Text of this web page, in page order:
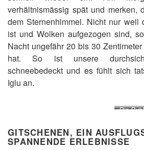
verhältnismässig spät und merken,
dem Sternenhimmel. Nicht nur weil
ist und Wolken aufgezogen sind,
Nacht ungefähr 20 bis 30
hat. So ist unsere
schneebedeckt und es fühlt sich
Iglu an.
Die
GITSCHENEN, EIN
SPANNENDE ERLEBNISSE